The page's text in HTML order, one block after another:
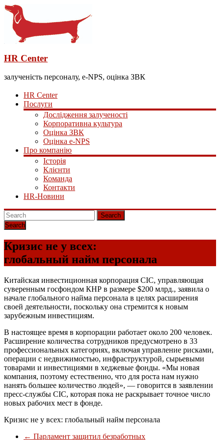
HR Center
залученість персоналу, e-NPS, оцінка ЗВК
HR Center
Послуги
Дослідження залученості
Корпоративна культура
Оцінка ЗВК
Оцінка e-NPS
Про компанію
Історія
Клієнти
Команда
Контакти
HR-Новини
Search
Кризис не у всех:
глобальный найм персонала
Китайская инвестиционная корпорация CIC, управляющая
суверенным госфондом КНР в размере $200 млрд., заявила о
начале глобального найма персонала в целях расширения
своей деятельности, поскольку она стремится к новым
зарубежным инвестициям.
В настоящее время в корпорации работает около 200 человек.
Расширение количества сотрудников предусмотрено в 33
профессиональных категориях, включая управление рисками,
операции с недвижимостью, инфраструктурой, сырьевыми
товарами и инвестициями в хеджевые фонды. «Мы новая
компания, поэтому естественно, что для роста нам нужно
нанять большее количество людей», — говорится в заявлении
пресс-службы CIC, которая пока не раскрывает точное число
новых рабочих мест в фонде.
Кризис не у всех: глобальный найм персонала
← Парламент защитил безработных